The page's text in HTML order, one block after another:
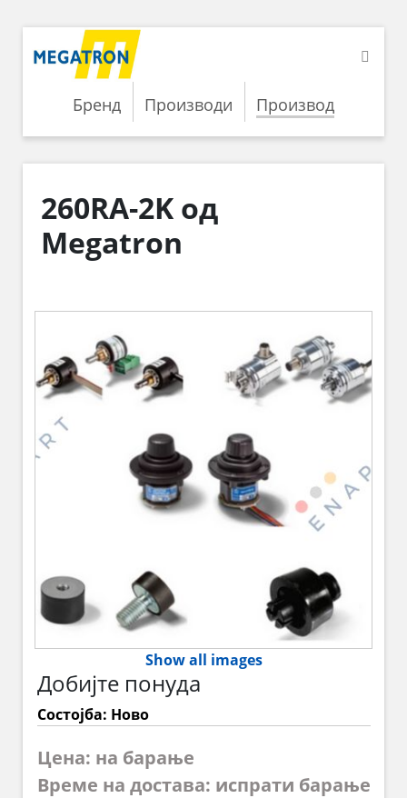
Бренд Производи Производ
260RA-2K од
Megatron
Show all images
Добијте понуда
Состојба: Ново
Цена: на барање
Време на достава: испрати барање